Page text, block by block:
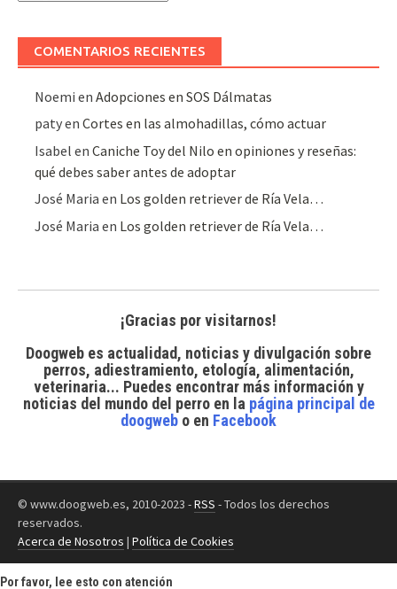
COMENTARIOS RECIENTES
Noemi enAdopciones en SOS Dálmatas
patyenCortes en las almohadillas, cómo actuar
Isabel enCaniche Toy del Nilo en opiniones y reseñas:
qué debes saber antes de adoptar
José Maria en Los golden retriever de Ría Vela…
José Maria en Los golden retriever de Ría Vela…
¡Gracias por visitarnos!
Doogweb es actualidad, noticias y divulgación sobre
perros, adiestramiento, etología, alimentación,
veterinaria... Puedes encontrar más información y
noticias del mundo del perroen la página principal de
doogweb o en Facebook
© www.doogweb.es, 2010-2023 -RSS - Todos los derechos
reservados.
Acerca de Nosotros | Política de Cookies
Por favor, lee esto con atención